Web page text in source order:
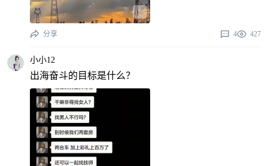
分享 4 427
小小12
出海奋斗的目标是什么？